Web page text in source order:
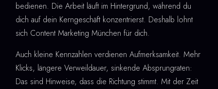
bedienen. Die Arbeit läuft im Hintergrund, während du
dich auf dein Kerngeschäft konzentrierst. Deshalb lohnt
sich Content Marketing München für dich.
Auch kleine Kennzahlen verdienen Aufmerksamkeit. Mehr
Klicks, längere Verweildauer, sinkende Absprungraten:
Das sind Hinweise, dass die Richtung stimmt. Mit der Zeit